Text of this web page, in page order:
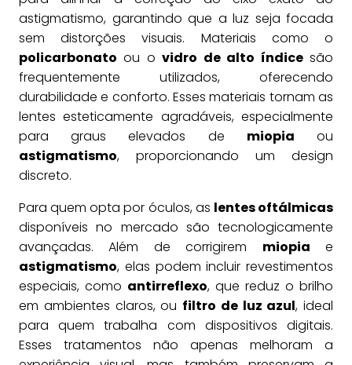
astigmatismo, garantindo que a luz seja focada
sem distorções visuais. Materiais como o
policarbonato ou ovidro de alto índicesão
frequentemente utilizados, oferecendo
durabilidade e conforto. Esses materiais tornam as
lentes esteticamente agradáveis, especialmente
para graus elevados de miopia ou
astigmatismo, proporcionando um design
discreto.
Para quem opta por óculos, as lentes oftálmicas
disponíveis no mercado são tecnologicamente
avançadas. Além de corrigirem miopia e
astigmatismo, elas podem incluir revestimentos
especiais, como antirreflexo, que reduz o brilho
em ambientes claros, ou filtro de luz azul, ideal
para quem trabalha com dispositivos digitais.
Esses tratamentos não apenas melhoram a